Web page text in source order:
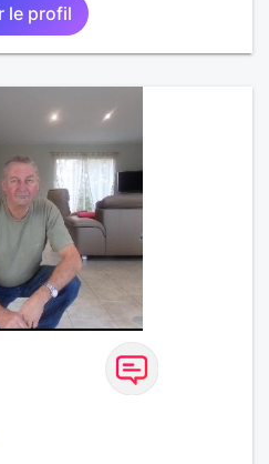
le profil